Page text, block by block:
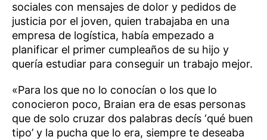
sociales con mensajes de dolor y pedidos de
justicia por el joven, quien trabajaba en una
empresa de logística, había empezado a
planificar el primer cumpleaños de su hijo y
quería estudiar para conseguir un trabajo mejor.
«Para los que no lo conocían o los que lo
conocieron poco, Braian era de esas personas
que de solo cruzar dos palabras decís ‘qué buen
tipo’ y la pucha que lo era, siempre te deseaba